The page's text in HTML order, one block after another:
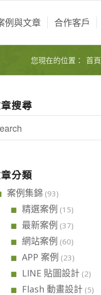
例與文章 合作客戶
您現在的位置： 首頁
搜尋
分類
案例集錦 (93)
精選案例 (15)
最新案例 (37)
網站案例 (60)
APP 案例 (23)
LINE 貼圖設計 (2)
Flash 動畫設計 (5)